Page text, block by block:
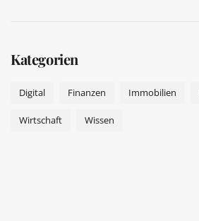
Kategorien
Digital Finanzen Immobilien
Wirtschaft Wissen